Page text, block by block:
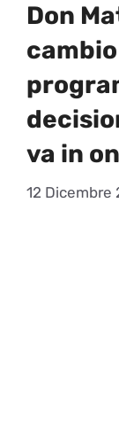
Don
va in
12 Dicembre